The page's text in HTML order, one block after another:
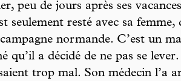
peu de jours après ses
seulement resté avec sa femme,
normande. C’est un
qu’il a décidé de ne pas se
trop mal. Son médecin l’a